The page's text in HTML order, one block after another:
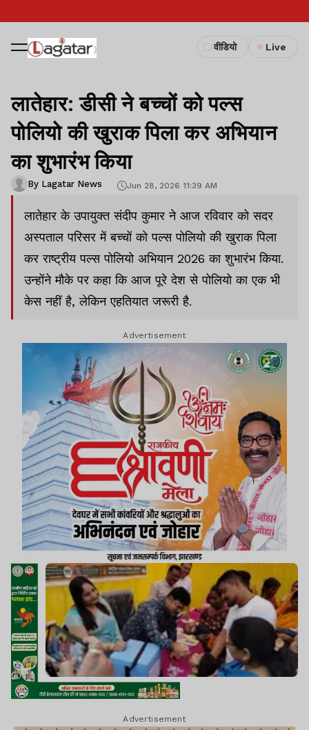
वीडियो Live
लातेहार: डीसी ने बच्चों को पल्स
पोलियो की खुराक पिला कर अभियान
का शुभारंभ किया
By Lagatar News Jun 28, 2026 11:39 AM
लातेहार के उपायुक्त संदीप कुमार ने आज रविवार को सदर
अस्पताल परिसर में बच्चों को पल्स पोलियो की खुराक पिला
कर राष्ट्रीय पल्स पोलियो अभियान 2026 का शुभारंभ किया.
उन्होंने मौके पर कहा कि आज पूरे देश से पोलियो का एक भी
केस नहीं है, लेकिन एहतियात जरूरी है.
Advertisement
Advertisement